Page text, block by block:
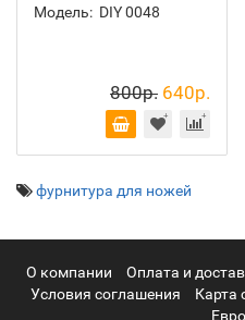
Модель: DIY 0048
800р. 640р.
фурнитура для ножей
О компании Оплата и
Условия соглашения
Карта